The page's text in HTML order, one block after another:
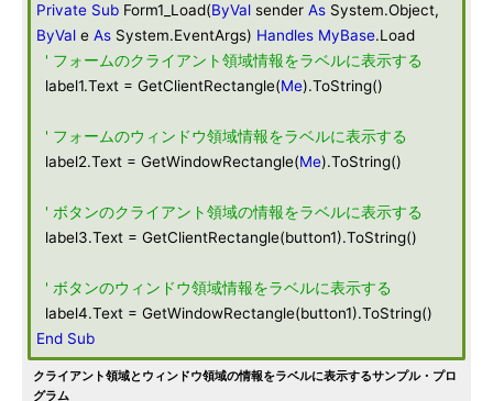
Private Sub Form1_Load(ByVal sender As System.Object,
ByVal e As System.EventArgs) Handles MyBase.Load
' フォームのクライアント領域情報をラベルに表示する
label1.Text = GetClientRectangle(Me).ToString()
' フォームのウィンドウ領域情報をラベルに表示する
label2.Text = GetWindowRectangle(Me).ToString()
' ボタンのクライアント領域の情報をラベルに表示する
label3.Text = GetClientRectangle(button1).ToString()
' ボタンのウィンドウ領域情報をラベルに表示する
label4.Text = GetWindowRectangle(button1).ToString()
End Sub
クライアント領域とウィンドウ領域の情報をラベルに表示するサンプル・プロ
グラム